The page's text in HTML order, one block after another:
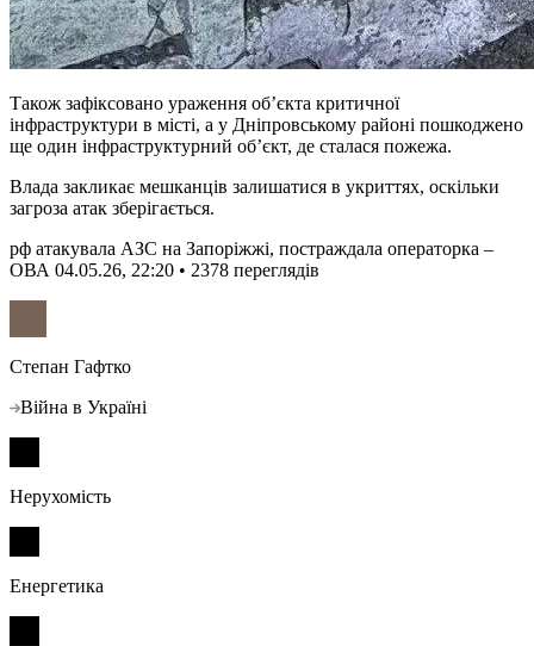
Також зафіксовано ураження об’єкта критичної
інфраструктури в місті, а у Дніпровському районі пошкоджено
ще один інфраструктурний об’єкт, де сталася пожежа.
Влада закликає мешканців залишатися в укриттях, оскільки
загроза атак зберігається.
рф атакувала АЗС на Запоріжжі, постраждала операторка –
ОВА 04.05.26, 22:20 • 2378 переглядiв
Степан Гафтко
Війна в Україні
Нерухомість
Енергетика